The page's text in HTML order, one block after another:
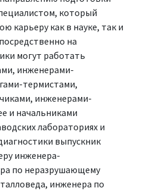
который
карьеру как в науке, так и
на
могут работать
инженерами-
термистами,
инженерами-
и начальниками
лабораториях и
выпускник
инженера-
по неразрушающему
инженера по